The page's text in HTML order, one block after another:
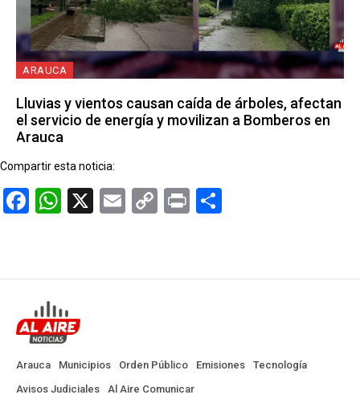
ARAUCA
Lluvias y vientos causan caída de árboles, afectan
el servicio de energía y movilizan a Bomberos en
Arauca
Compartir esta noticia:
Facebook
WhatsApp
X EmailCopy
Print
Arauca Municipios Orden Público Emisiones
Tecnología
Avisos Judiciales
Al Aire Comunicar